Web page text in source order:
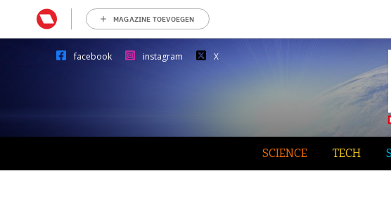
MAGAZINE TOEVOEGEN
facebook instagram X
SCIENCE TECH